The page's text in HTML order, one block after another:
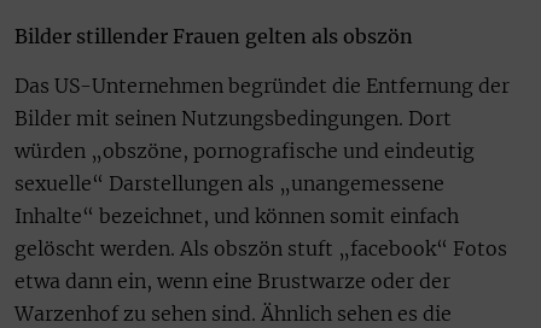
Bilder stillender Frauen gelten als obszön
Das US-Unternehmen begründet die Entfernung der
Bilder mit seinen Nutzungsbedingungen. Dort
würden „obszöne, pornografische und eindeutig
sexuelle“ Darstellungen als „unangemessene
Inhalte“ bezeichnet, und können somit einfach
gelöscht werden. Als obszön stuft „facebook“ Fotos
etwa dann ein, wenn eine Brustwarze oder der
Warzenhof zu sehen sind. Ähnlich sehen es die